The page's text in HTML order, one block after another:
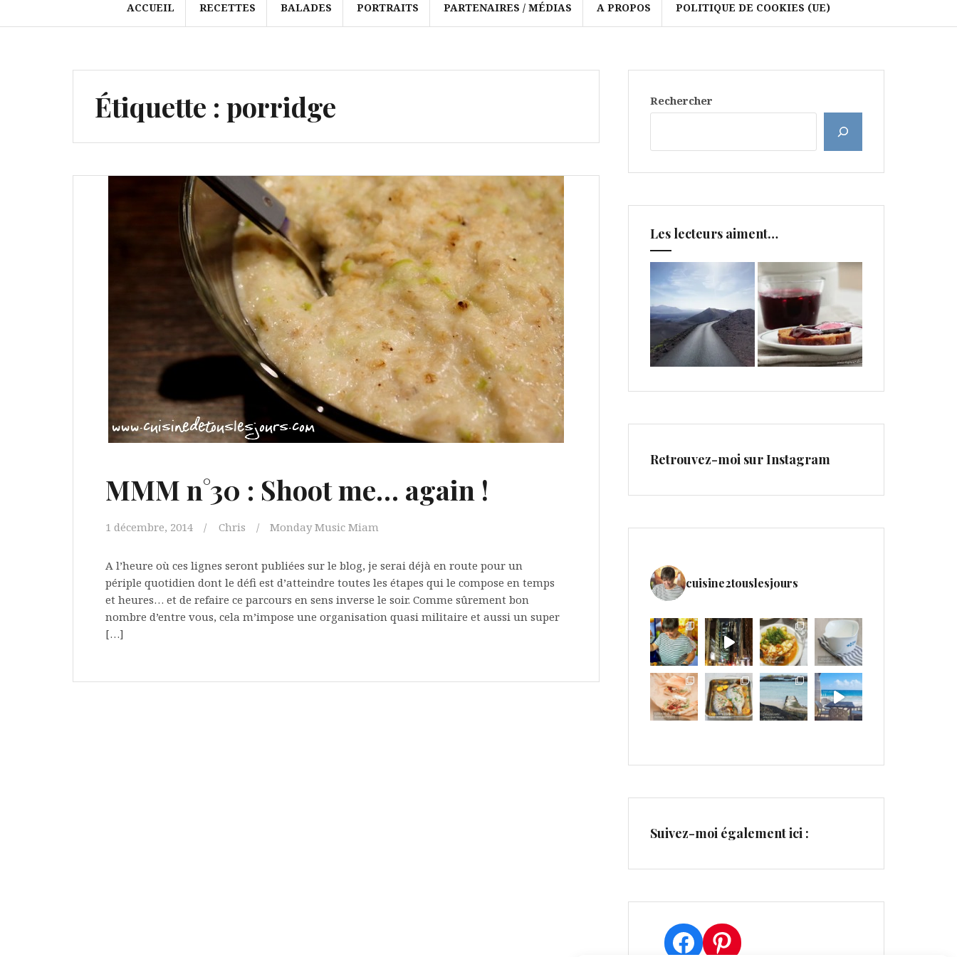
ACCUEIL RECETTES BALADES PORTRAITS PARTENAIRES / MÉDIAS A PROPOS POLITIQUE DE COOKIES (UE)
Étiquette : porridge
MMM n°30 : Shoot me… again !
1 décembre, 2014 Chris Monday Music Miam
A l’heure où ces lignes seront publiées sur le blog, je serai déjà en route pour un
périple quotidien dont le défi est d’atteindre toutes les étapes qui le compose en temps
et heures… et de refaire ce parcours en sens inverse le soir. Comme sûrement bon
nombre d’entre vous, cela m’impose une organisation quasi militaire et aussi un super
[…]
Rechercher
Les lecteurs aiment…
Retrouvez-moi sur Instagram
cuisine2touslesjours
Suivez-moi également ici :
Facebook
Pinterest